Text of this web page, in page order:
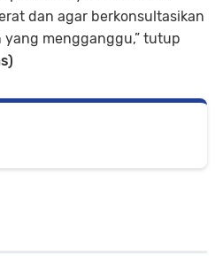
dan agar berkonsultasikan
yang mengganggu,” tutup